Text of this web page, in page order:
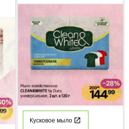
Кусковое мыло